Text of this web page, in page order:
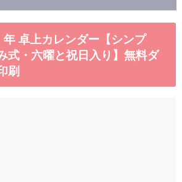
卓上カレンダー【シンプ
式・六曜と祝日入り】無料ダ
刷